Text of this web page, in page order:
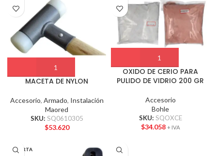
MACETA DE NYLON
Accesorio, Armado, Instalación
Maored
SKU: SQ0610305
$53.620
OXIDO DE CERIO PARA
PULIDO DE VIDRIO 200 GR
Accesorio
Bohle
SKU: SQOXCE
$34.058 + IVA
PUERTA